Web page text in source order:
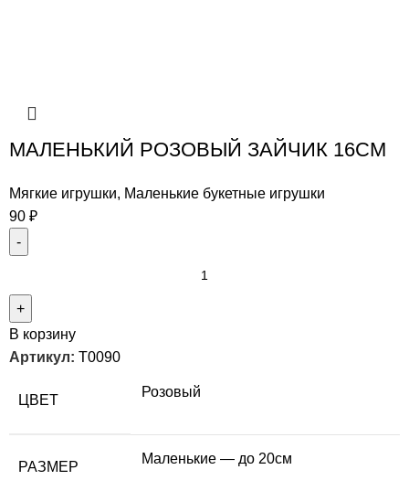
МАЛЕНЬКИЙ РОЗОВЫЙ ЗАЙЧИК 16СМ
Мягкие игрушки, Маленькие букетные игрушки
90 ₽
В корзину
Артикул: T0090
ЦВЕТ
Розовый
РАЗМЕР
Маленькие — до 20см